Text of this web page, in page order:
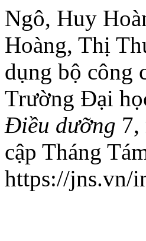
Ngô, Huy
Hoàng, Thị
dụng bộ công
Trường Đại
Điều dưỡng 7,
cập Tháng
https://jns.vn/